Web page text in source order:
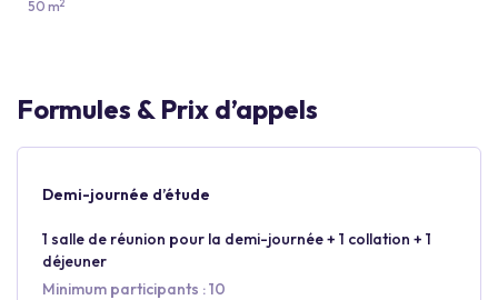
50 m
Formules & Prix d’appels
Demi-journée d’étude
1 salle de réunion pour la demi-journée + 1 collation + 1
déjeuner
Minimum participants : 10